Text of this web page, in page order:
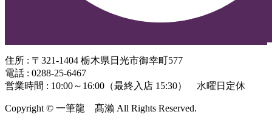
住所 : 〒321-1404 栃木県日光市御幸町577
電話 : 0288-25-6467
営業時間 : 10:00～16:00（最終入店 15:30） 水曜日定休
Copyright © 一筆龍 髙瀨 All Rights Reserved.